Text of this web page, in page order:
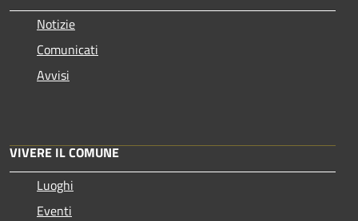
Notizie
Comunicati
Avvisi
VIVERE IL COMUNE
Luoghi
Eventi